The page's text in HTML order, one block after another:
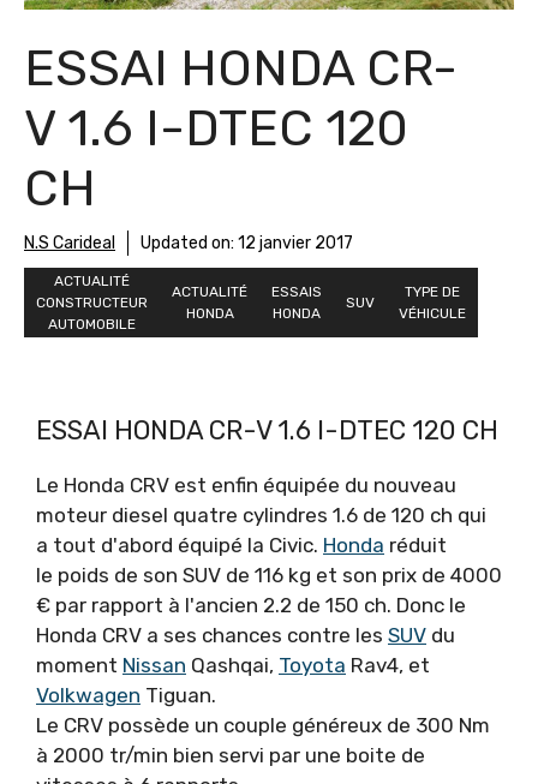
ESSAI HONDA CR-
V 1.6 I-DTEC 120
CH
N.S Carideal Updated on: 12 janvier 2017
ACTUALITÉ
CONSTRUCTEUR
AUTOMOBILE
ACTUALITÉ
HONDA
ESSAIS
HONDA
SUV
TYPE DE
VÉHICULE
ESSAI HONDA CR-V 1.6 I-DTEC 120 CH
Le Honda CRV est enfin équipée du nouveau
moteur diesel quatre cylindres 1.6 de 120 ch qui
a tout d'abord équipé la Civic. Honda réduit
le poids de son SUV de 116 kg et son prix de 4000
€ par rapport à l'ancien 2.2 de 150 ch. Donc le
Honda CRV a ses chances contre les SUV du
moment Nissan Qashqai, Toyota Rav4, et
Volkwagen Tiguan.
Le CRV possède un couple généreux de 300 Nm
à 2000 tr/min bien servi par une boite de